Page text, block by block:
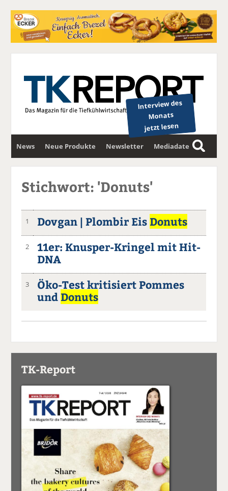
Interview des
Monats
jetzt lesen
News Neue Produkte Newsletter Mediadaten
S
u
Stichwort: 'Donuts'
1 Dovgan | Plombir Eis Donuts
2
11er: Knusper-Kringel mit Hit-
DNA
3
Öko-Test kritisiert Pommes
und Donuts
TK-Report